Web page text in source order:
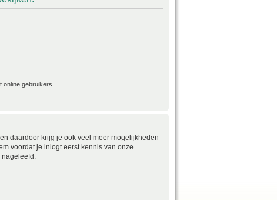
gebruikers.
daardoor krijg je ook veel meer mogelijkheden
voordat je inlogt eerst kennis van onze